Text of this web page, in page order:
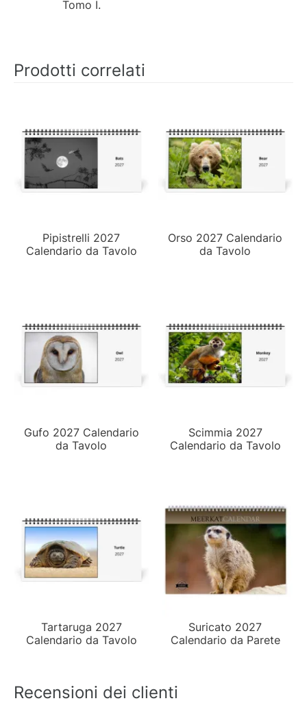
Tomo I.
Prodotti correlati
Pipistrelli 2027
Calendario da Tavolo
Orso 2027 Calendario
da Tavolo
Gufo 2027 Calendario
da Tavolo
Scimmia 2027
Calendario da Tavolo
Tartaruga 2027
Calendario da Tavolo
Suricato 2027
Calendario da Parete
Recensioni dei clienti